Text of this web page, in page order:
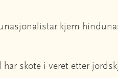
kjem
skote i veret etter